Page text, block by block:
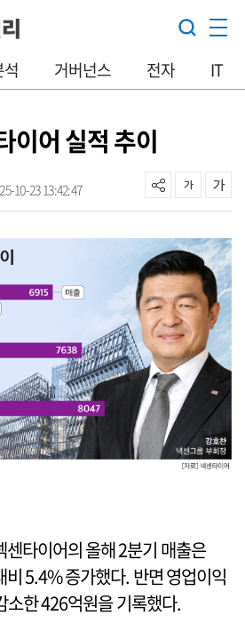
거버넌스 전자 IT
이어 실적 추이
10-23 13:42:47
타이어의 올해 2분기 매출은
5.4% 증가했다. 반면 영업이익
소한 426억원을 기록했다.